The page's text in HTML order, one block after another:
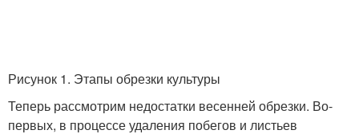
Рисунок 1. Этапы обрезки культуры
Теперь рассмотрим недостатки весенней обрезки. Во-
первых, в процессе удаления побегов и листьев